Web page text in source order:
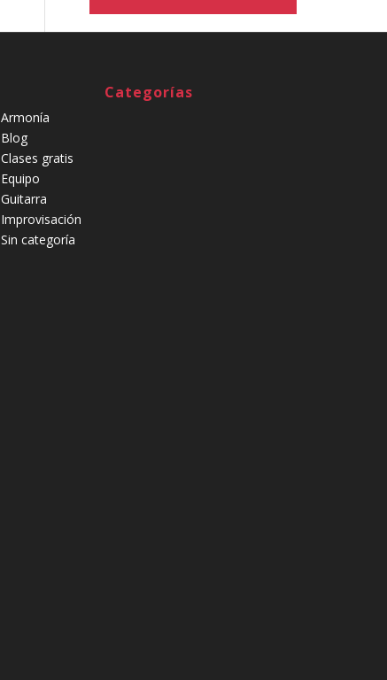
Categorías
Armonía
Blog
Clases gratis
Equipo
Guitarra
Improvisación
Sin categoría